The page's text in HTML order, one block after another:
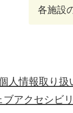
各施設
人情報取り扱
ブアクセシビ